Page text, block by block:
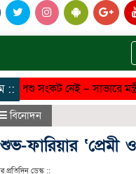
::সংকট নেই – সাভারে মন্ত্রী
বিনোদন
ফারিয়ার ‘প্রেমী ও
প্রতিদিন ডেস্ক ::